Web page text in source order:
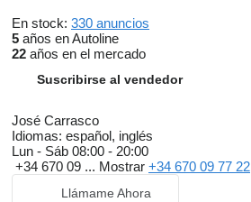
En stock: 330 anuncios
5 años en Autoline
22 años en el mercado
Suscribirse al vendedor
José Carrasco
Idiomas: español, inglés
Lun - Sáb 08:00 - 20:00
+34 670 09 ... Mostrar +34 670 09 77 22
Llámame Ahora